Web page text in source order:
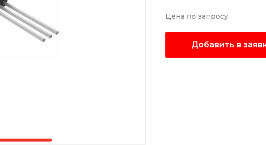
Цена по запросу
Добавить в